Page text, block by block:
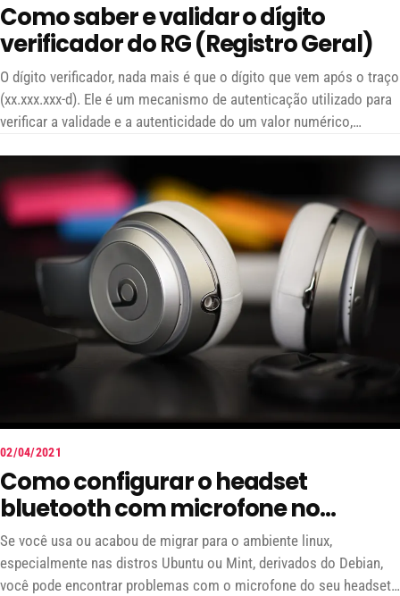
Como saber e validar o dígito
verificador do RG (Registro Geral)
O dígito verificador, nada mais é que o dígito que vem após o traço
(xx.xxx.xxx-d). Ele é um mecanismo de autenticação utilizado para
verificar a validade e a autenticidade do um valor numérico,
transmissão e geração do documento.
02/04/2021
Como configurar o headset
bluetooth com microfone no
Ubuntu, Mint (Debian)
Se você usa ou acabou de migrar para o ambiente linux,
especialmente nas distros Ubuntu ou Mint, derivados do Debian,
você pode encontrar problemas com o microfone do seu headset